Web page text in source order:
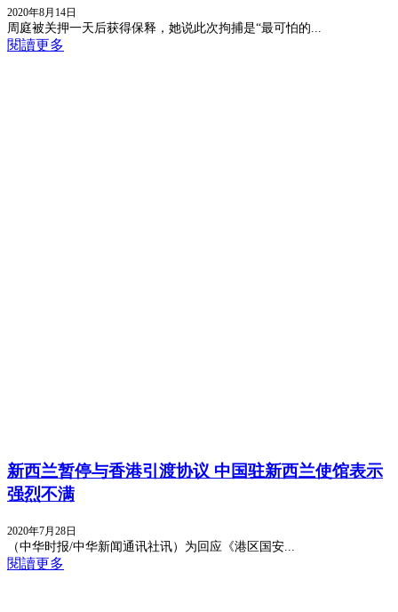
2020年8月14日
周庭被关押一天后获得保释，她说此次拘捕是“最可怕的...
閱讀更多
新西兰暂停与香港引渡协议 中国驻新西兰使馆表示
强烈不满
2020年7月28日
（中华时报/中华新闻通讯社讯）为回应《港区国安...
閱讀更多